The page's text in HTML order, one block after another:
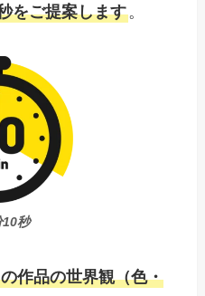
をご提案します。
10秒
作品の世界観（色・